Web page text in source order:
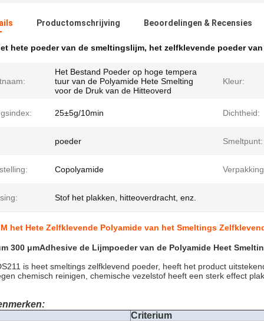
Productomschrijving Beoordelingen & Recensies
hete poeder van de smeltingslijm, het zelfklevende poeder
Het Bestand Poeder op hoge tempera
tuur van de Polyamide Hete Smelting
voor de Druk van de Hitteoverd
Kleur:
25±5g/10min Dichtheid:
poeder Smeltpunt:
Copolyamide
Stof het plakken, hitteoverdracht, enz.
het Hete Zelfklevende Polyamide van het Smeltings
300 μmAdhesive de Lijmpoeder van de Polyamide Heet
is heet smeltings zelfklevend poeder, heeft het product
chemisch reinigen, chemische vezelstof heeft een sterk effect
Criterium